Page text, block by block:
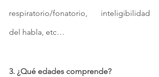
respiratorio/fonatorio, inteligibilidad
del habla, etc…
3. ¿Qué edades comprende?